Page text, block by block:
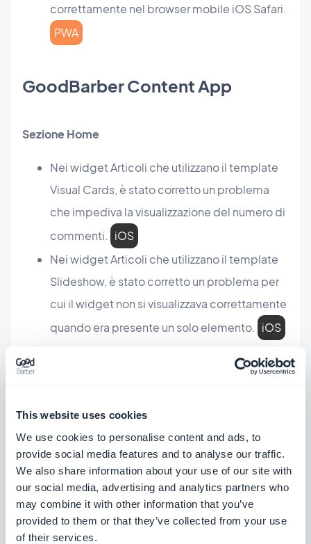
This website uses cookies
We use cookies to personalise content and ads, to
provide social media features and to analyse our traffic.
We also share information about your use of our site with
our social media, advertising and analytics partners who
may combine it with other information that you’ve
provided to them or that they’ve collected from your use
of their services.
correttamente nel browser mobile iOS Safari.
PWA
GoodBarber Content App
Sezione Home
Nei widget Articoli che utilizzano il template
Visual Cards, è stato corretto un problema
che impediva la visualizzazione del numero di
commenti. iOS
Nei widget Articoli che utilizzano il template
Slideshow, è stato corretto un problema per
cui il widget non si visualizzava correttamente
quando era presente un solo elemento. iOS
Visual Cards, è stato corretto un problema
iOS
Nei widget Articoli che utilizzano il template
Une Story, è stato corretto un problema che
poteva causare l'interruzione dello
scorrimento automatico dopo aver fatto
swipe verso l'elemento precedente o